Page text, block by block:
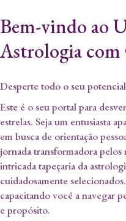
Bem-vindo ao
Astrologia com
Desperte todo o seu
Este é o seu portal para
estrelas. Seja um entusiasta
em busca de orientação
jornada transformadora pelos
intricada tapeçaria da
cuidadosamente
capacitando você a navegar
e propósito.